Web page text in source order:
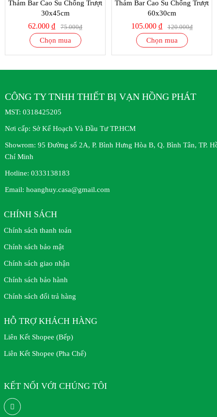
Thảm Bar Cao Su Chống Trượt
30x45cm
62.000 ₫ 75.000₫
Chọn mua
Thảm Bar Cao Su Chống Trượt
60x30cm
105.000 ₫ 120.000₫
Chọn mua
CÔNG TY TNHH THIẾT BỊ VẠN HỒNG PHÁT
MST: 0318425205
Nơi cấp: Sở Kế Hoạch Và Đầu Tư TP.HCM
Showrom: 95 Đường số 2A, P. Bình Hưng Hòa B, Q. Bình Tân, TP.
Chí Minh
Hotline: 0333138183
Email: hoanghuy.casa@gmail.com
CHÍNH SÁCH
Chính sách thanh toán
Chính sách bảo mật
Chính sách giao nhận
Chính sách bảo hành
Chính sách đổi trả hàng
HỖ TRỢ KHÁCH HÀNG
Liên Kết Shopee (Bếp)
Liên Kết Shopee (Pha Chế)
KẾT NỐI VỚI CHÚNG TÔI